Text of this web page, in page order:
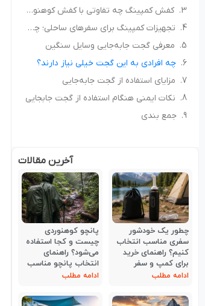
کفش کمپینگ چه تفاوتی با کفش کوهنوردی دارد؟ راهنمای انتخاب کفش مناسب طبیعت‌گردی
تجهیزات کمپینگ برای سفرهای ساحلی؛ چه چیزهایی همراه داشته باشیم؟
معرفی گجت جابه‌جایی وسایل سنگین
چه افرادی به این گجت خیلی نیاز دارند؟
مزایای استفاده از گجت جابه‌جایی
نکات ایمنی هنگام استفاده از گجت جابجایی
جمع بندی
چطور یک خودشور
سفری مناسب انتخاب
کنیم؟ راهنمای خرید
برای کمپ و سفر
ادامه مطلب
پانچو کوهنوردی
چیست و کجا استفاده
می‌شود؟ راهنمای
انتخاب پانچو مناسب
ادامه مطلب
آخرین مقالات